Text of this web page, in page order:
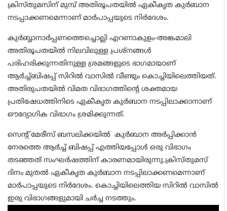
ക്രിസ്തുമസിന് മുമ്പ് അതിരൂപതയില്‍ ഏകീകൃത കുര്‍ബാന
നടപ്പാക്കണമെന്നാണ് മാര്‍പാപ്പയുടെ നിര്‍ദേശം.
കുര്‍ബ്ബാനാര്‍പ്പണത്തെച്ചൊല്ലി എറണാകുളം-അങ്കമാലി
അതിരൂപതയില്‍ നിലവിലുള്ള പ്രശ്‌നങ്ങള്‍
പരിഹരിക്കുന്നതിനുള്ള ശ്രമങ്ങളുടെ ഭാഗമായാണ്
ആര്‍ച്ച്ബിഷപ്പ് സിറില്‍ വാസില്‍ വീണ്ടും കൊച്ചിയിലെത്തിയത്.
അതിരുപതയില്‍ വിമത വിഭാഗത്തിന്റെ ശക്തമായ
പ്രതിഷേധത്തിനിടെ ഏകീകൃത കുര്‍ബാന നടപ്പിലാക്കാനാണ്
ഔദ്യോഗിക വിഭാഗം ശ്രമിക്കുന്നത്.
സെന്റ് മേരീസ് ബസലിക്കയില്‍ കുര്‍ബാന അര്‍പ്പിക്കാന്‍
നേരത്തെ ആര്‍ച്ച് ബിഷപ്പ് എത്തിയപ്പോള്‍ ഒരു വിഭാഗം
തടഞ്ഞത് സംഘര്‍ഷത്തിന് കാരണമായിരുന്നു.ക്രിസ്തുമസ്
ദിനം മുതല്‍ ഏകീകൃത കുര്‍ബാന നടപ്പിലാക്കണമെന്നാണ്
മാര്‍പാപ്പയുടെ നിര്‍ദേശം. കൊച്ചിയിലെത്തിയ സിറില്‍ വാസില്‍
ഇരു വിഭാഗങ്ങളുമായി ചര്‍ച്ച നടത്തും.